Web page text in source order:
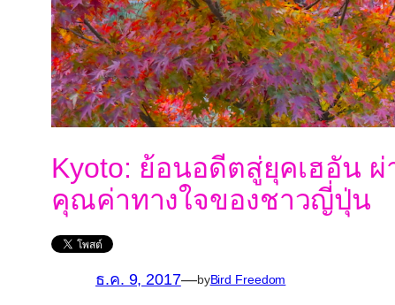
Kyoto: ย้อนอดีตสู่ยุคเฮอัน ผ่
คุณค่าทางใจของชาวญี่ปุ่น
ธ.ค. 9, 2017—byBird Freedom